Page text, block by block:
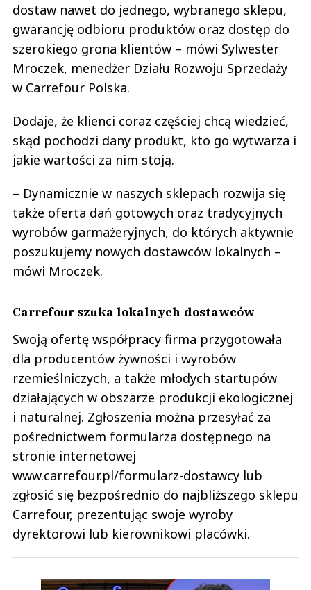
dostaw nawet do jednego, wybranego sklepu,
gwarancję odbioru produktów oraz dostęp do
szerokiego grona klientów – mówi Sylwester
Mroczek, menedżer Działu Rozwoju Sprzedaży
w Carrefour Polska.
Dodaje, że klienci coraz częściej chcą wiedzieć,
skąd pochodzi dany produkt, kto go wytwarza i
jakie wartości za nim stoją.
– Dynamicznie w naszych sklepach rozwija się
także oferta dań gotowych oraz tradycyjnych
wyrobów garmażeryjnych, do których aktywnie
poszukujemy nowych dostawców lokalnych –
mówi Mroczek.
Carrefour szuka lokalnych dostawców
Swoją ofertę współpracy firma przygotowała
dla producentów żywności i wyrobów
rzemieślniczych, a także młodych startupów
działających w obszarze produkcji ekologicznej
i naturalnej. Zgłoszenia można przesyłać za
pośrednictwem formularza dostępnego na
stronie internetowej
www.carrefour.pl/formularz-dostawcy lub
zgłosić się bezpośrednio do najbliższego sklepu
Carrefour, prezentując swoje wyroby
dyrektorowi lub kierownikowi placówki.